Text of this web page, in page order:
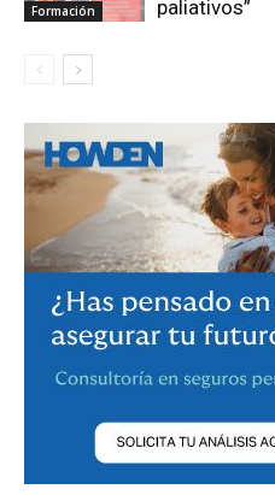
Formación paliativos”